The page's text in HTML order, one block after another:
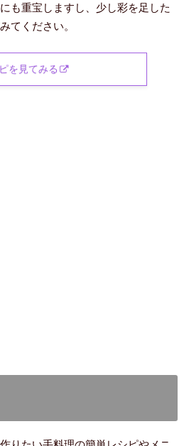
も重宝しますし、少し彩を足した
てください。
を見てみる